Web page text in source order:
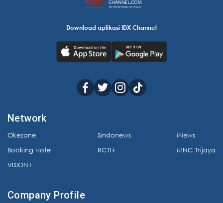
Download aplikasi IDX Channel
Network
Okezone
Booking Hotel
VISION+
Sindonews
RCTI+
iNews
MNC Trijaya
Company Profile